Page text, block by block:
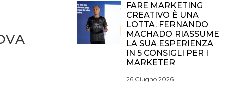
FARE MARKETING
CREATIVO È UNA
LOTTA. FERNANDO
MACHADO RIASSUME
LA SUA ESPERIENZA
IN 5 CONSIGLI PER I
MARKETER
26 Giugno 2026